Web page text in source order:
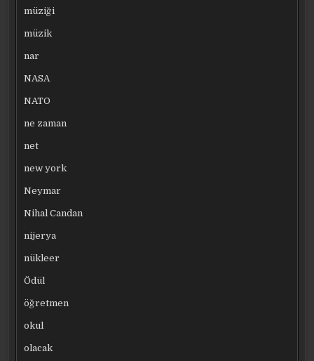
müziği
müzik
nar
NASA
NATO
ne zaman
net
new york
Neymar
Nihal Candan
nijerya
nükleer
Ödül
öğretmen
okul
olacak